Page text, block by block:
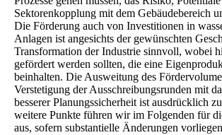
Sektorenkopplung mit dem Gebäudebereich
Die Förderung auch von Investitionen in
Anlagen ist angesichts der gewünschten
Transformation der Industrie sinnvoll, wobei
gefördert werden sollten, die eine
beinhalten. Die Ausweitung des
Verstetigung der Ausschreibungsrunden mit
besserer Planungssicherheit ist ausdrücklich
weitere Punkte führen wir im Folgenden für
aus, sofern substantielle Änderungen